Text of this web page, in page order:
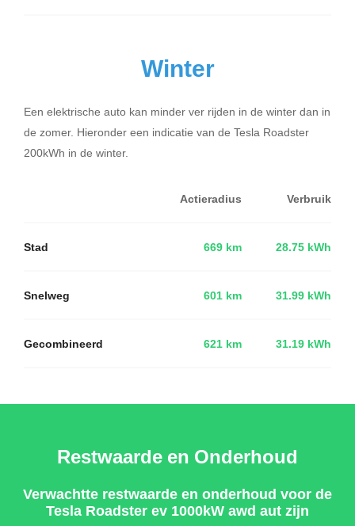
Winter
Een elektrische auto kan minder ver rijden in de winter dan in
de zomer. Hieronder een indicatie van de Tesla Roadster
200kWh in de winter.
Actieradius Verbruik
Stad 669 km 28.75 kWh
Snelweg 601 km 31.99 kWh
Gecombineerd 621 km 31.19 kWh
Restwaarde en Onderhoud
Verwachtte restwaarde en onderhoud voor de
Tesla Roadster ev 1000kW awd aut zijn